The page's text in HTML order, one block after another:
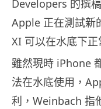
Developers 的撰
Apple 正在測試新
XI 可以在水底下正
雖然現時 iPhone
法在水底使用，
利，Weinbach 指